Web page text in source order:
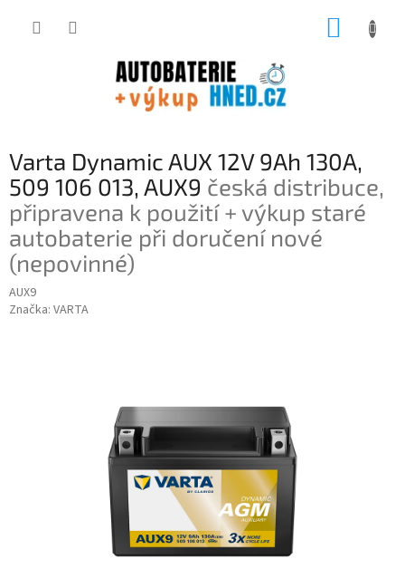
Varta Dynamic AUX 12V 9Ah 130A,
509 106 013, AUX9 česká distribuce,
připravena k použití + výkup staré
autobaterie při doručení nové
(nepovinné)
AUX9
Značka: VARTA